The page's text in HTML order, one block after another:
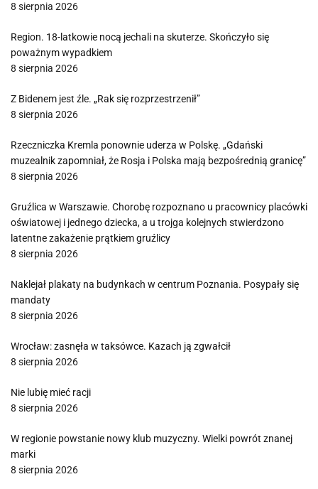
8 sierpnia 2026
Region. 18-latkowie nocą jechali na skuterze. Skończyło się
poważnym wypadkiem
8 sierpnia 2026
Z Bidenem jest źle. „Rak się rozprzestrzenił”
8 sierpnia 2026
Rzeczniczka Kremla ponownie uderza w Polskę. „Gdański
muzealnik zapomniał, że Rosja i Polska mają bezpośrednią granicę”
8 sierpnia 2026
Gruźlica w Warszawie. Chorobę rozpoznano u pracownicy placówki
oświatowej i jednego dziecka, a u trojga kolejnych stwierdzono
latentne zakażenie prątkiem gruźlicy
8 sierpnia 2026
Naklejał plakaty na budynkach w centrum Poznania. Posypały się
mandaty
8 sierpnia 2026
Wrocław: zasnęła w taksówce. Kazach ją zgwałcił
8 sierpnia 2026
Nie lubię mieć racji
8 sierpnia 2026
W regionie powstanie nowy klub muzyczny. Wielki powrót znanej
marki
8 sierpnia 2026